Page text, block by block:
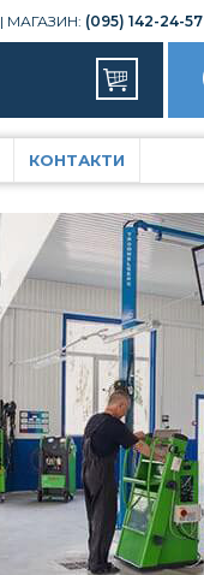
| МАГАЗИН: (095) 142-24-57
КОНТАКТИ